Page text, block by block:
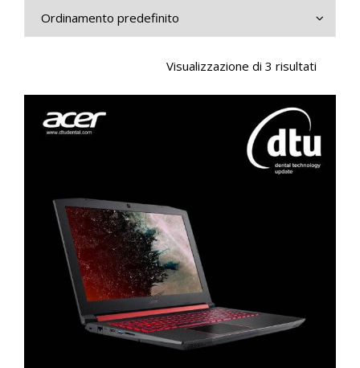
IT
Visualizzazione di 3 risultati